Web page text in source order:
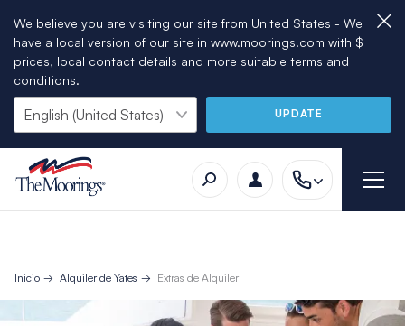
We believe you are visiting our site from United States - We
have a local version of our site in www.moorings.com with $
prices, local contact details and more suitable terms and
conditions.
UPDATE
Inicio Alquiler de Yates Extras de Alquiler